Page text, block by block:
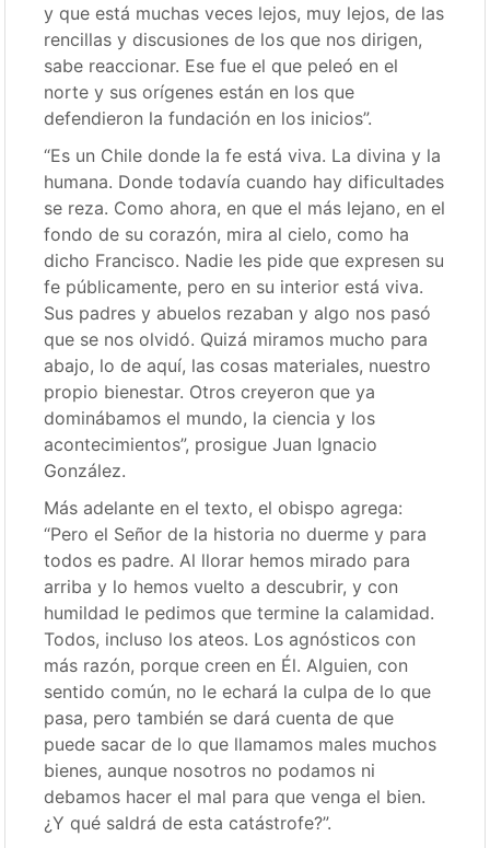
y que está muchas veces lejos, muy lejos, de las
rencillas y discusiones de los que nos dirigen,
sabe reaccionar. Ese fue el que peleó en el
norte y sus orígenes están en los que
defendieron la fundación en los inicios”.
“Es un Chile donde la fe está viva. La divina y la
humana. Donde todavía cuando hay dificultades
se reza. Como ahora, en que el más lejano, en el
fondo de su corazón, mira al cielo, como ha
dicho Francisco. Nadie les pide que expresen su
fe públicamente, pero en su interior está viva.
Sus padres y abuelos rezaban y algo nos pasó
que se nos olvidó. Quizá miramos mucho para
abajo, lo de aquí, las cosas materiales, nuestro
propio bienestar. Otros creyeron que ya
dominábamos el mundo, la ciencia y los
acontecimientos”, prosigue Juan Ignacio
González.
Más adelante en el texto, el obispo agrega:
“Pero el Señor de la historia no duerme y para
todos es padre. Al llorar hemos mirado para
arriba y lo hemos vuelto a descubrir, y con
humildad le pedimos que termine la calamidad.
Todos, incluso los ateos. Los agnósticos con
más razón, porque creen en Él. Alguien, con
sentido común, no le echará la culpa de lo que
pasa, pero también se dará cuenta de que
puede sacar de lo que llamamos males muchos
bienes, aunque nosotros no podamos ni
debamos hacer el mal para que venga el bien.
¿Y qué saldrá de esta catástrofe?”.